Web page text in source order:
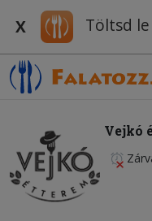
X Töltsd
Vejkó